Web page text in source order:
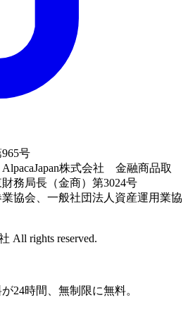
号
株式会社 金融商品取
務局長（金商）第3024号
協会、一般社団法人資産運用業協
All rights reserved.
24時間、無制限に無料。